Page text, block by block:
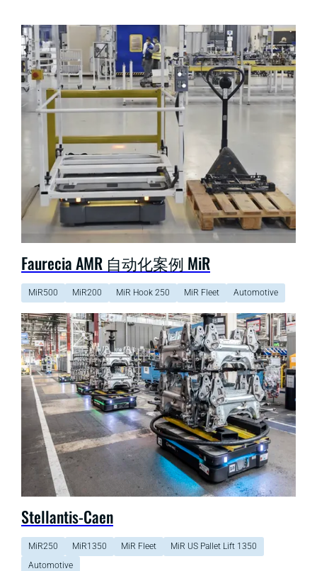
Faurecia AMR 自动化案例 MiR
MiR500 MiR200 MiR Hook 250 MiR Fleet Automotive
Stellantis-Caen
MiR250 MiR1350 MiR Fleet
MiR US Pallet Lift 1350
Automotive